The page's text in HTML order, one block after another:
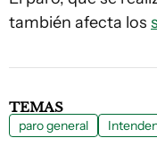
también afecta los
TEMAS
paro general